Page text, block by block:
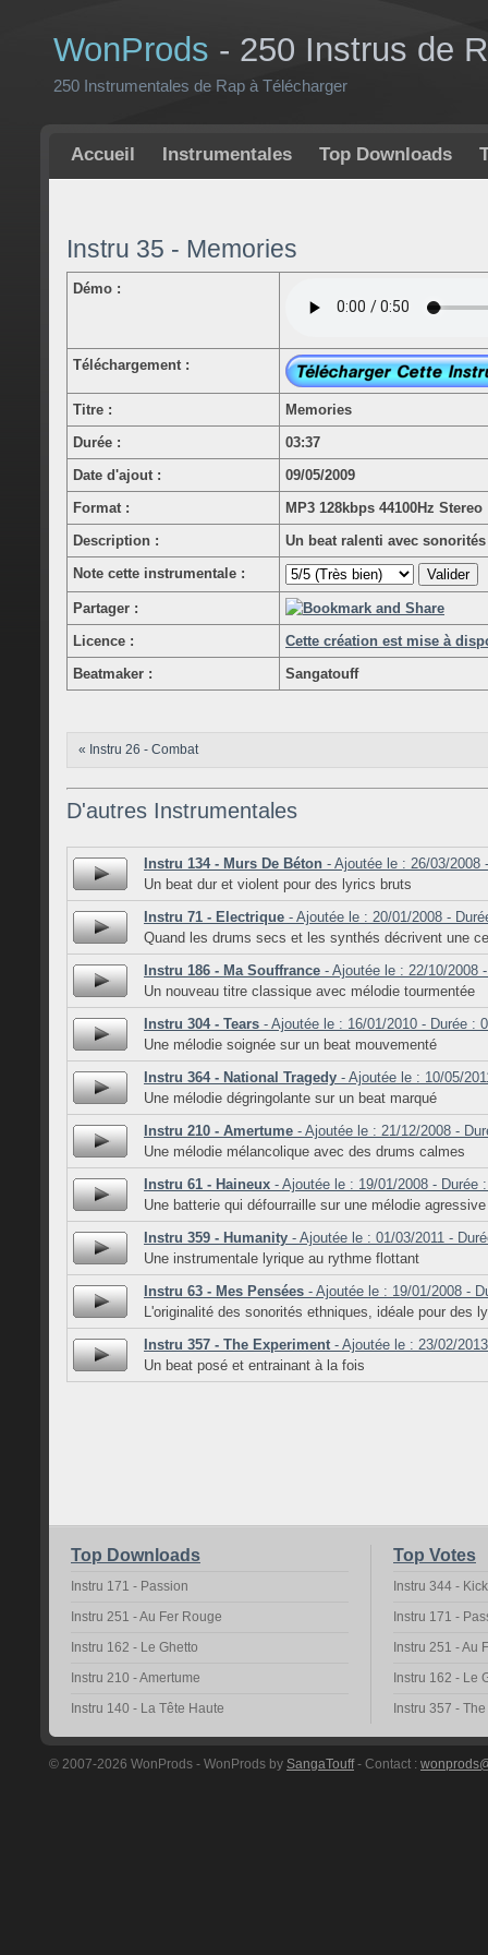
WonProds - 250 Instrus de
250 Instrumentales de Rap à Télécharger
Accueil Instrumentales Top Downloads
Instru 35 - Memories
Démo :
Téléchargement :
Titre :
Memories
Durée :
03:37
Date d'ajout :
09/05/2009
Format :
MP3 128kbps 44100Hz Stereo
Description :
Un beat ralenti avec
Note cette instrumentale :
Partager :
Licence :
Cette création est mise à
Beatmaker :
Sangatouff
« Instru 26 - Combat
D'autres Instrumentales
Instru 134 - Murs De Béton - Ajoutée le : 26/03/2008
Un beat dur et violent pour des lyrics bruts
Instru 71 - Electrique - Ajoutée le : 20/01/2008 -
Quand les drums secs et les synthés décrivent une
Instru 186 - Ma Souffrance - Ajoutée le : 22/10/2008
Un nouveau titre classique avec mélodie tourmentée
Instru 304 - Tears - Ajoutée le : 16/01/2010 - Durée :
Une mélodie soignée sur un beat mouvementé
Instru 364 - National Tragedy - Ajoutée le : 10/05/
Une mélodie dégringolante sur un beat marqué
Instru 210 - Amertume - Ajoutée le : 21/12/2008 -
Une mélodie mélancolique avec des drums calmes
Instru 61 - Haineux - Ajoutée le : 19/01/2008 - Durée
Une batterie qui défourraille sur une mélodie agressive
Instru 359 - Humanity - Ajoutée le : 01/03/2011 -
Une instrumentale lyrique au rythme flottant
Instru 63 - Mes Pensées - Ajoutée le : 19/01/2008 -
L'originalité des sonorités ethniques, idéale pour des
Instru 357 - The Experiment - Ajoutée le : 23/02/
Un beat posé et entrainant à la fois
Top Downloads
Instru 171 - Passion
Instru 251 - Au Fer Rouge
Instru 162 - Le Ghetto
Instru 210 - Amertume
Instru 140 - La Tête Haute
Top Votes
Instru 344 -
Instru 171 -
Instru 251 - Au
Instru 162 - Le
Instru 357 -
© 2007-2026 WonProds - WonProds by SangaTouff- Contact :